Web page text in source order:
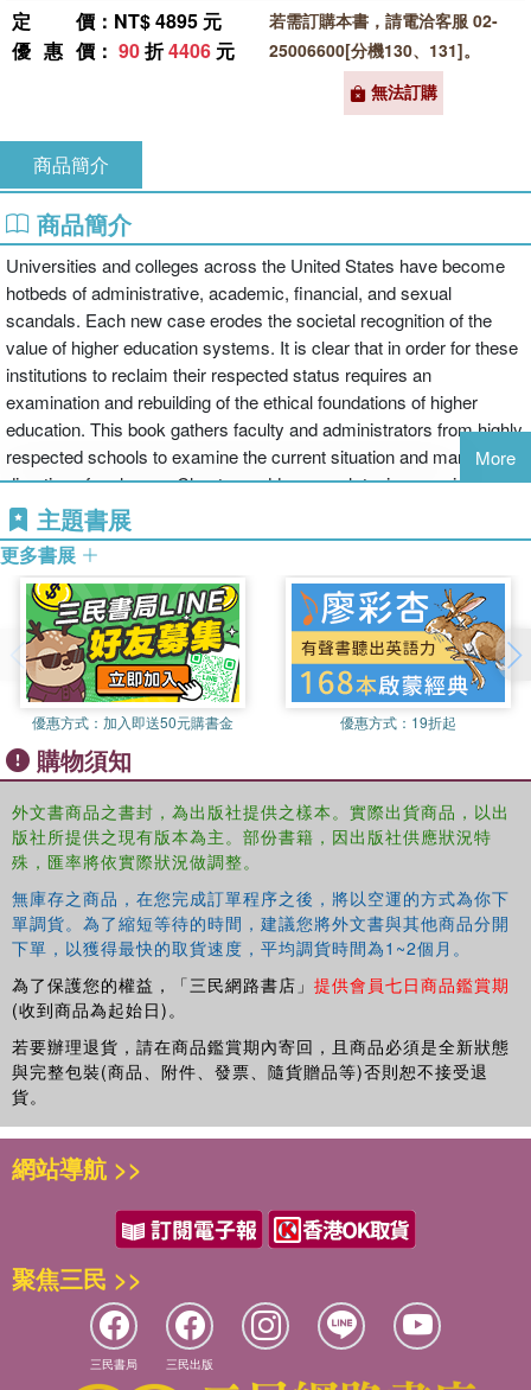
定價 ：NT$ 4895 元
優惠價 ： 90折4406 元
若需訂購本書，請電洽客服 02-
25006600[分機130、131]。
無法訂購
商品簡介
商品簡介
Universities and colleges across the United States have become
hotbeds of administrative, academic, financial, and sexual
scandals. Each new case erodes the societal recognition of the
value of higher education systems. It is clear that in order for these
institutions to reclaim their respected status requires an
examination and rebuilding of the ethical foundations of higher
education. This book gathers faculty and administrators from highly
respected schools to examine the current situation and mark
directions for change. Chapters address such topics as privacy,
shared governance, grievance procedures, accountability, adjunct
instructors, student athletes, campus policing, pedagogy and rubric
review, libraries and access to information, aging faculty,
international students, secrecy and public relations, and the
corporatization of universities. Reviewing the challenges and
opportunities that face higher education, this book argues that what
holds institutions together over time are the values, principles, and
traditions that contribute to moral character and lay a foundation for
institutional integrity. Contributors: Michael Boylan, Cher Weixia
Chen, Zenon Culverhouse, Darin Dockstader, Cora Drozd, Robert
Labaree, Jonathan Liljeblad, Matthew Mahrt, Rita Manning, Glen
Miller, Melissa L. Miller, Charles P. Milne Jr., Laura Nader, Alison
Dundes Renteln, Paul Renteln, Steve Sanders, Wanda Teays,
Rosemarie Tong
More
主題書展
更多書展
優惠方式： 加入即送50元購書金 優惠方式： 19折起
購物須知
外文書商品之書封，為出版社提供之樣本。實際出貨商品，以出
版社所提供之現有版本為主。部份書籍，因出版社供應狀況特
殊，匯率將依實際狀況做調整。
無庫存之商品，在您完成訂單程序之後，將以空運的方式為你下
單調貨。為了縮短等待的時間，建議您將外文書與其他商品分開
下單，以獲得最快的取貨速度，平均調貨時間為1~2個月。
為了保護您的權益，「三民網路書店」 提供會員七日商品鑑賞期
(收到商品為起始日)。
若要辦理退貨，請在商品鑑賞期內寄回，且商品必須是全新狀態
與完整包裝(商品、附件、發票、隨貨贈品等)否則恕不接受退
貨。
網站導航 >>
聚焦三民 >>
三民書局 三民出版